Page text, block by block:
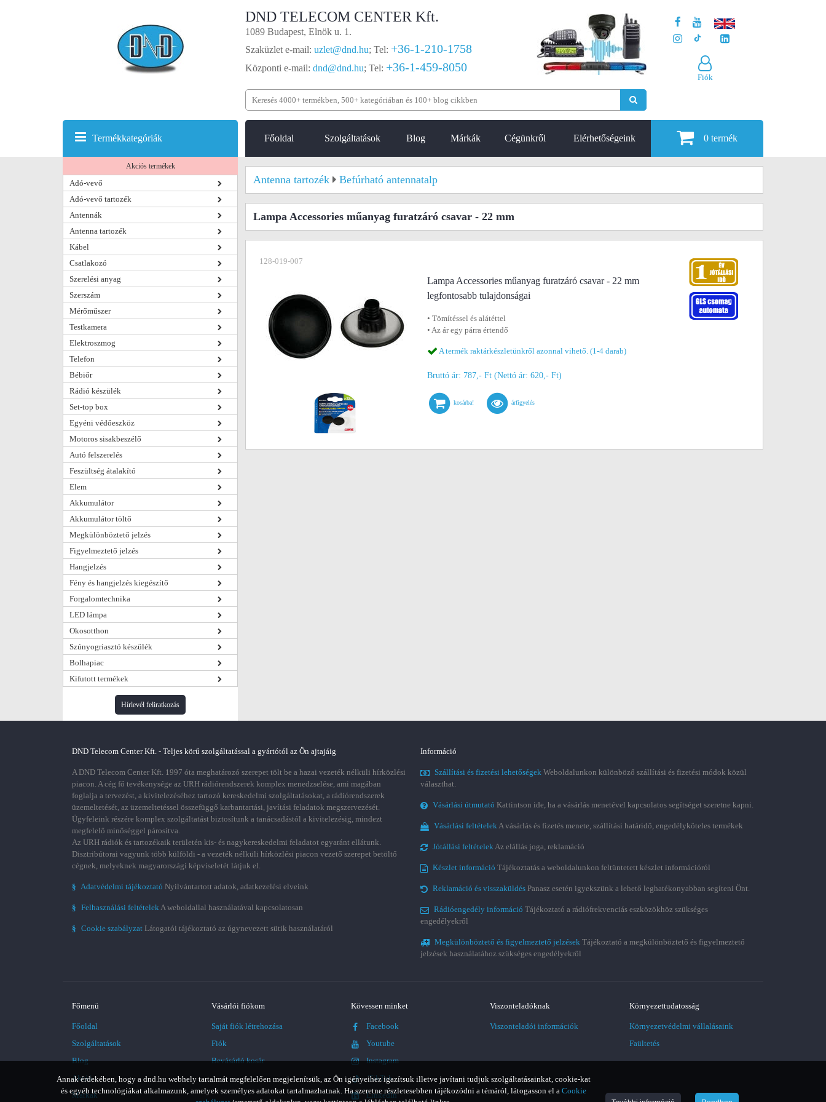
DND TELECOM CENTER Kft.
1089 Budapest, Elnök u. 1.
Szaküzlet e-mail: uzlet@dnd.hu; Tel: +36-1-210-1758
Központi e-mail: dnd@dnd.hu; Tel: +36-1-459-8050
Fiók
Főoldal Szolgáltatások Blog Márkák Cégünkről Elérhetőségeink 0 termék
Termékkategóriák
Akciós termékek
Adó-vevő
Adó-vevő tartozék
Antennák
Antenna tartozék
Kábel
Csatlakozó
Szerelési anyag
Szerszám
Mérőműszer
Testkamera
Elektroszmog
Telefon
Bébiőr
Rádió készülék
Set-top box
Egyéni védőeszköz
Motoros sisakbeszélő
Autó felszerelés
Feszültség átalakító
Elem
Akkumulátor
Akkumulátor töltő
Megkülönböztető jelzés
Figyelmeztető jelzés
Hangjelzés
Fény és hangjelzés kiegészítő
Forgalomtechnika
LED lámpa
Okosotthon
Szúnyogriasztó készülék
Bolhapiac
Kifutott termékek
Hírlevél feliratkozás
Antenna tartozék Befúrható antennatalp
Lampa Accessories műanyag furatzáró csavar - 22 mm
128-019-007
Lampa Accessories műanyag furatzáró csavar - 22 mm
legfontosabb tulajdonságai
• Tömítéssel és alátéttel
• Az ár egy párra értendő
A termék raktárkészletünkről azonnal vihető. (1-4 darab)
Bruttó ár: 787,- Ft (Nettó ár: 620,- Ft)
kosárba! árfigyelés
Annak érdekében, hogy a dnd.hu webhely tartalmát megfelelően megjelenítsük, az Ön igényeihez igazítsuk illetve javítani tudjuk szolgáltatásainkat, cookie-kat
és egyéb technológiákat alkalmazunk, amelyek személyes adatokat tartalmazhatnak. Ha szeretne részletesebben tájékozódni a témáról, látogasson el a Cookie
DND Telecom Center Kft. - Teljes körű szolgáltatással a gyártótól az Ön ajtajáig
A DND Telecom Center Kft. 1997 óta meghatározó szerepet tölt be a hazai vezeték nélküli hírközlési
piacon. A cég fő tevékenysége az URH rádiórendszerek komplex menedzselése, ami magában
foglalja a tervezést, a kivitelezéséhez tartozó kereskedelmi szolgáltatásokat, a rádiórendszerek
üzemeltetését, az üzemeltetéssel összefüggő karbantartási, javítási feladatok megszervezését.
Ügyfeleink részére komplex szolgáltatást biztosítunk a tanácsadástól a kivitelezésig, mindezt
megfelelő minőséggel párosítva.
Az URH rádiók és tartozékaik területén kis- és nagykereskedelmi feladatot egyaránt ellátunk.
Disztribútorai vagyunk több külföldi - a vezeték nélküli hírközlési piacon vezető szerepet betöltő
cégnek, melyeknek magyarországi képviseletét látjuk el.
§ Adatvédelmi tájékoztató Nyilvántartott adatok, adatkezelési elveink
§ Felhasználási feltételekA weboldallal használatával kapcsolatosan
§ Cookie szabályzat Látogatói tájékoztató az úgynevezett sütik használatáról
Információ
Szállítási és fizetési lehetőségek Weboldalunkon különböző szállítási és fizetési módok közül
választhat.
Vásárlási útmutató Kattintson ide, ha a vásárlás menetével kapcsolatos segítséget szeretne kapni.
Vásárlási feltételekA vásárlás és fizetés menete, szállítási határidő, engedélyköteles termékek
Jótállási feltételekAz elállás joga, reklamáció
Készlet információ Tájékoztatás a weboldalunkon feltüntetett készlet információról
Reklamáció és visszaküldés Panasz esetén igyekszünk a lehető leghatékonyabban segíteni Önt.
Rádióengedély információ Tájékoztató a rádiófrekvenciás eszközökhöz szükséges
engedélyekről
Megkülönböztető és figyelmeztető jelzések Tájékoztató a megkülönböztető és figyelmeztető
jelzések használatához szükséges engedélyekről
Főmenü
Főoldal
Szolgáltatások
Blog
Akció
Márkák
Vásárlói fiókom
Saját fiók létrehozása
Fiók
Bevásárló kosár
Kövessen minket
Facebook
Youtube
Instagram
TikTok
LinkedIn
Viszonteladóknak
Viszonteladói információk
Környezettudatosság
Környezetvédelmi vállalásaink
Faültetés